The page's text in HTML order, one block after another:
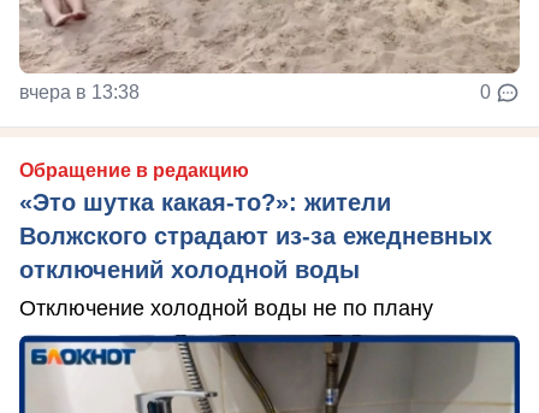
вчера в 13:38 0
Обращение в редакцию
«Это шутка какая-то?»: жители
Волжского страдают из‑за ежедневных
отключений холодной воды
Отключение холодной воды не по плану